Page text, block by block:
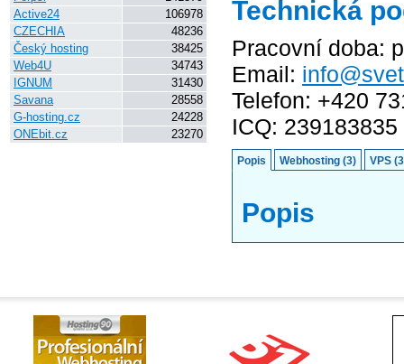
SvetHostingu.cz (SvetHostingu.cz)
Technická
Pracovní doba:
Email:
Telefon: +420
ICQ: 239183835
Popis Webhosting (3) VPS
Popis
Active24
106978
CZECHIA
48236
Český hosting
38425
Web4U
34743
IGNUM
31430
Savana
28558
G-hosting.cz
24228
ONEbit.cz
23270